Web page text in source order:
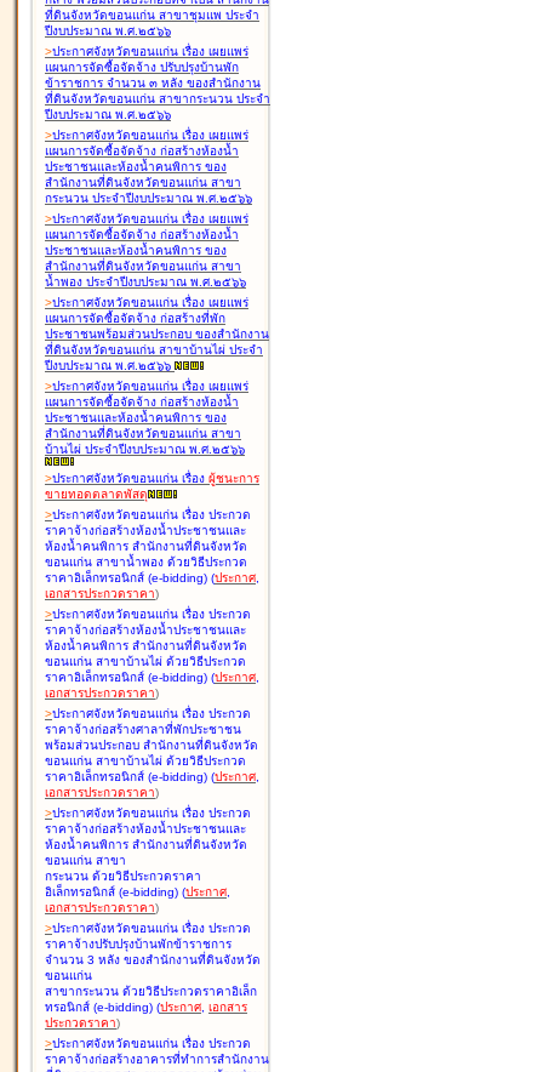
ที่ดินจังหวัดขอนแก่น สาขาชุมแพ ประจำ
ปีงบประมาณ พ.ศ.๒๕๖๖
>ประกาศจังหวัดขอนแก่น เรื่อง เผยแพร่
แผนการจัดซื้อจัดจ้าง ปรับปรุงบ้านพัก
ข้าราชการ จำนวน ๓ หลัง ของสำนักงาน
ที่ดินจังหวัดขอนแก่น สาขากระนวน ประจำ
ปีงบประมาณ พ.ศ.๒๕๖๖
>ประกาศจังหวัดขอนแก่น เรื่อง เผยแพร่
แผนการจัดซื้อจัดจ้าง ก่อสร้างห้องน้ำ
ประชาชนและห้องน้ำคนพิการ ของ
สำนักงานที่ดินจังหวัดขอนแก่น สาขา
กระนวน ประจำปีงบประมาณ พ.ศ.๒๕๖๖
>ประกาศจังหวัดขอนแก่น เรื่อง เผยแพร่
แผนการจัดซื้อจัดจ้าง ก่อสร้างห้องน้ำ
ประชาชนและห้องน้ำคนพิการ ของ
สำนักงานที่ดินจังหวัดขอนแก่น สาขา
น้ำพอง ประจำปีงบประมาณ พ.ศ.๒๕๖๖
>ประกาศจังหวัดขอนแก่น เรื่อง เผยแพร่
แผนการจัดซื้อจัดจ้าง ก่อสร้างที่พัก
ประชาชนพร้อมส่วนประกอบ ของสำนักงาน
ที่ดินจังหวัดขอนแก่น สาขาบ้านไผ่ ประจำ
ปีงบประมาณ พ.ศ.๒๕๖๖
>ประกาศจังหวัดขอนแก่น เรื่อง เผยแพร่
แผนการจัดซื้อจัดจ้าง ก่อสร้างห้องน้ำ
ประชาชนและห้องน้ำคนพิการ ของ
สำนักงานที่ดินจังหวัดขอนแก่น สาขา
บ้านไผ่ ประจำปีงบประมาณ พ.ศ.๒๕๖๖
>ประกาศจังหวัดขอนแก่น เรื่อง ผู้ชนะการ
ขายทอดตลาดพัสดุ
>ประกาศจังหวัดขอนแก่น เรื่อง ประกวด
ราคาจ้างก่อสร้างห้องน้ำประชาชนและ
ห้องน้ำคนพิการ สำนักงานที่ดินจังหวัด
ขอนแก่น สาขาน้ำพอง ด้วยวิธีประกวด
ราคาอิเล็กทรอนิกส์ (e-bidding) (ประกาศ,
เอกสารประกวดราคา)
>ประกาศจังหวัดขอนแก่น เรื่อง ประกวด
ราคาจ้างก่อสร้างห้องน้ำประชาชนและ
ห้องน้ำคนพิการ สำนักงานที่ดินจังหวัด
ขอนแก่น สาขาบ้านไผ่ ด้วยวิธีประกวด
ราคาอิเล็กทรอนิกส์ (e-bidding) (ประกาศ,
เอกสารประกวดราคา)
>ประกาศจังหวัดขอนแก่น เรื่อง ประกวด
ราคาจ้างก่อสร้างศาลาที่พักประชาชน
พร้อมส่วนประกอบ สำนักงานที่ดินจังหวัด
ขอนแก่น สาขาบ้านไผ่ ด้วยวิธีประกวด
ราคาอิเล็กทรอนิกส์ (e-bidding) (ประกาศ,
เอกสารประกวดราคา)
>ประกาศจังหวัดขอนแก่น เรื่อง ประกวด
ราคาจ้างก่อสร้างห้องน้ำประชาชนและ
ห้องน้ำคนพิการ สำนักงานที่ดินจังหวัด
ขอนแก่น สาขา
กระนวน ด้วยวิธีประกวดราคา
อิเล็กทรอนิกส์ (e-bidding) (ประกาศ,
เอกสารประกวดราคา)
>ประกาศจังหวัดขอนแก่น เรื่อง ประกวด
ราคาจ้างปรับปรุงบ้านพักข้าราชการ
จำนวน 3 หลัง ของสำนักงานที่ดินจังหวัด
ขอนแก่น
สาขากระนวน ด้วยวิธีประกวดราคาอิเล็ก
ทรอนิกส์ (e-bidding) (ประกาศ, เอกสาร
ประกวดราคา)
>ประกาศจังหวัดขอนแก่น เรื่อง ประกวด
ราคาจ้างก่อสร้างอาคารที่ทำการสำนักงาน